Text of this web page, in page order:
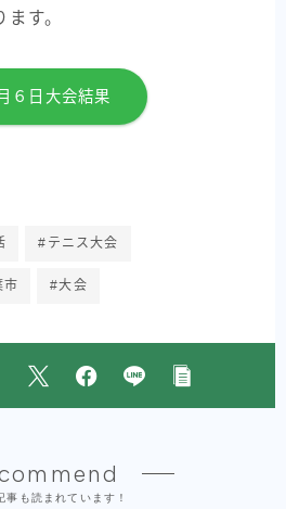
す。
６日大会結果
#テニス大会
市 #大会
事も読まれています！